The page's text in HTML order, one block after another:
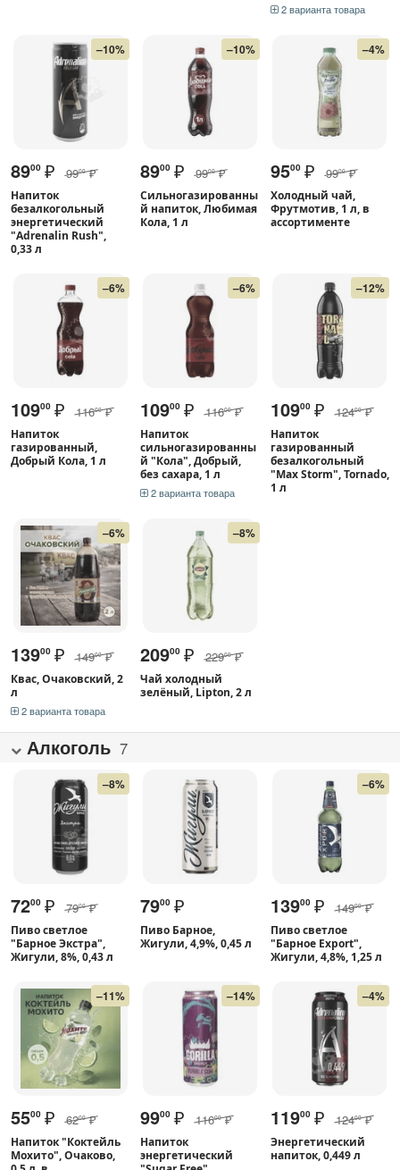
2 варианта товара
–10%
8900 ₽ 9900 ₽
Напиток
безалкогольный
энергетический
"Adrenalin Rush",
0,33 л
–10%
8900 ₽ 9900 ₽
Сильногазированны
й напиток, Любимая
Кола, 1 л
–4%
9500 ₽ 9900 ₽
Холодный чай,
Фрутмотив, 1 л, в
ассортименте
–6%
10900 ₽ 11600 ₽
Напиток
газированный,
Добрый Кола, 1 л
–6%
10900 ₽ 11600 ₽
Напиток
сильногазированны
й "Кола", Добрый,
без сахара, 1 л
2 варианта товара
–12%
10900 ₽ 12400 ₽
Напиток
газированный
безалкогольный
"Max Storm", Tornado,
1 л
–6%
13900 ₽ 14900 ₽
Квас, Очаковский, 2
л
2 варианта товара
–8%
20900 ₽ 22900 ₽
Чай холодный
зелёный, Lipton, 2 л
Алкоголь 7
–8%
7200 ₽ 7900 ₽
Пиво светлое
"Барное Экстра",
Жигули, 8%, 0,43 л
7900 ₽
Пиво Барное,
Жигули, 4,9%, 0,45 л
–6%
13900 ₽ 14900 ₽
Пиво светлое
"Барное Export",
Жигули, 4,8%, 1,25 л
–11%
5500 ₽ 6200 ₽
Напиток "Коктейль
Мохито", Очаково,
–14%
9900 ₽ 11600 ₽
Напиток
энергетический
–4%
11900 ₽ 12400 ₽
Энергетический
напиток, 0,449 л